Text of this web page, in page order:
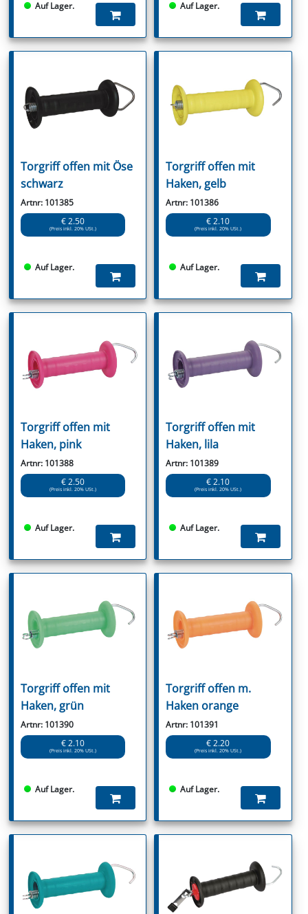
Auf Lager. Auf Lager.
Torgriff offen mit Öse
schwarz
Artnr: 101385
€ 2.50
(Preis inkl. 20% USt.)
Auf Lager.
Torgriff offen mit
Haken, gelb
Artnr: 101386
€ 2.10
(Preis inkl. 20% USt.)
Auf Lager.
Torgriff offen mit
Haken, pink
Artnr: 101388
€ 2.50
(Preis inkl. 20% USt.)
Auf Lager.
Torgriff offen mit
Haken, lila
Artnr: 101389
€ 2.10
(Preis inkl. 20% USt.)
Auf Lager.
Torgriff offen mit
Haken, grün
Artnr: 101390
€ 2.10
(Preis inkl. 20% USt.)
Auf Lager.
Torgriff offen m.
Haken orange
Artnr: 101391
€ 2.20
(Preis inkl. 20% USt.)
Auf Lager.